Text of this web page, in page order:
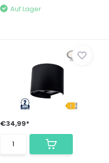
Auf Lager
€34,99*